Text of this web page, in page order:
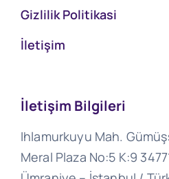
Gizlilik Politikasi
İletişim
İletişim Bilgileri
Ihlamurkuyu Mah.
Meral Plaza No:5 K:9